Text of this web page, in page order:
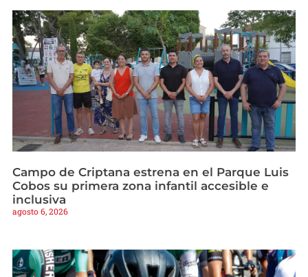
Campo de Criptana estrena en el Parque Luis
Cobos su primera zona infantil accesible e
inclusiva
agosto 6, 2026